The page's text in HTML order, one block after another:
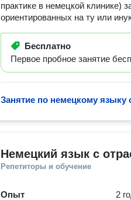
практике в немецкой клинике)
ориентированных на ту или
Бесплатно
Первое пробное занятие
Занятие по немецкому языку
Немецкий язык с
Репетиторы и обучение
Опыт
2